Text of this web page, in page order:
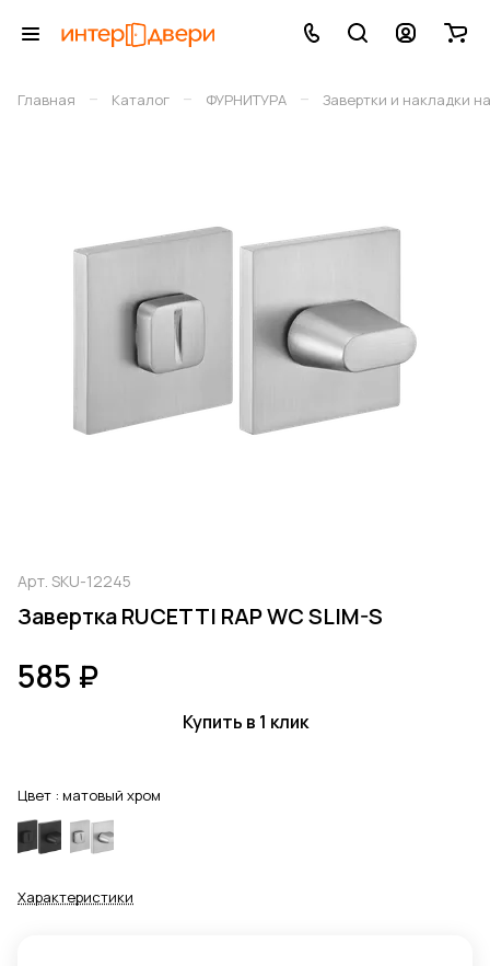
Главная – Каталог – ФУРНИТУРА – Завертки и накладки
Арт. SKU-12245
Завертка RUCETTI RAP WC SLIM-S
585 ₽
Купить в 1 клик
Цвет : матовый хром
Характеристики